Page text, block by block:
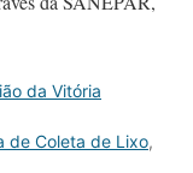
da Vitória
de Coleta de Lixo,